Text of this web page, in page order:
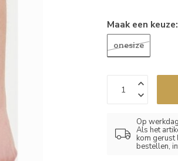
Maak een keuze:
onesize
Op
Als het
kom gerust
bestellen,